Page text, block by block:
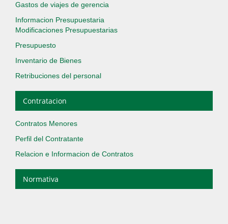
Gastos de viajes de gerencia
Informacion Presupuestaria
Modificaciones Presupuestarias
Presupuesto
Inventario de Bienes
Retribuciones del personal
Contratacion
Contratos Menores
Perfil del Contratante
Relacion e Informacion de Contratos
Normativa